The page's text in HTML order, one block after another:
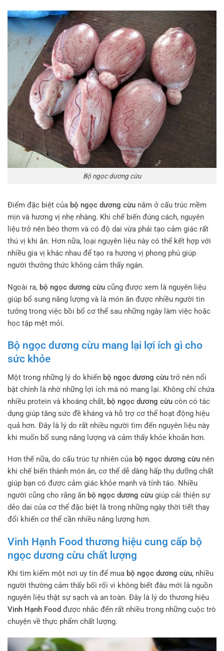
Bộ ngọc dương cừu
Điểm đặc biệt của bộ ngọc dương cừu nằm ở cấu trúc mềm
mịn và hương vị nhẹ nhàng. Khi chế biến đúng cách, nguyên
liệu trở nên béo thơm và có độ dai vừa phải tạo cảm giác rất
thú vị khi ăn. Hơn nữa, loại nguyên liệu này có thể kết hợp với
nhiều gia vị khác nhau để tạo ra hương vị phong phú giúp
người thưởng thức không cảm thấy ngán.
Ngoài ra, bộ ngọc dương cừu cũng được xem là nguyên liệu
giúp bổ sung năng lượng và là món ăn được nhiều người tin
tưởng trong việc bồi bổ cơ thể sau những ngày làm việc hoặc
học tập mệt mỏi.
Bộ ngọc dương cừu mang lại lợi ích gì cho
sức khỏe
Một trong những lý do khiến bộ ngọc dương cừu trở nên nổi
bật chính là nhờ những lợi ích mà nó mang lại. Không chỉ chứa
nhiều protein và khoáng chất, bộ ngọc dương cừu còn có tác
dụng giúp tăng sức đề kháng và hỗ trợ cơ thể hoạt động hiệu
quả hơn. Đây là lý do rất nhiều người tìm đến nguyên liệu này
khi muốn bổ sung năng lượng và cảm thấy khỏe khoắn hơn.
Hơn thế nữa, do cấu trúc tự nhiên của bộ ngọc dương cừu nên
khi chế biến thành món ăn, cơ thể dễ dàng hấp thụ dưỡng chất
giúp bạn có được cảm giác khỏe mạnh và tỉnh táo. Nhiều
người cũng cho rằng ăn bộ ngọc dương cừu giúp cải thiện sự
dẻo dai của cơ thể đặc biệt là trong những ngày thời tiết thay
đổi khiến cơ thể cần nhiều năng lượng hơn.
Vinh Hạnh Food thương hiệu cung cấp bộ
ngọc dương cừu chất lượng
Khi tìm kiếm một nơi uy tín để mua bộ ngọc dương cừu, nhiều
người thường cảm thấy bối rối vì không biết đâu mới là nguồn
nguyên liệu thật sự sạch và an toàn. Đây là lý do thương hiệu
Vinh Hạnh Food được nhắc đến rất nhiều trong những cuộc trò
chuyện về thực phẩm chất lượng.